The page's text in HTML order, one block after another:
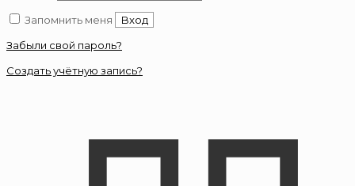
Запомнить меня
Вход
Забыли свой пароль?
Создать учётную запись?